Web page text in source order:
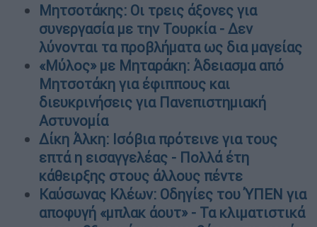
Μητσοτάκης: Οι τρεις άξονες για
συνεργασία με την Τουρκία - Δεν
λύνονται τα προβλήματα ως δια μαγείας
«Μύλος» με Μηταράκη: Άδειασμα από
Μητσοτάκη για έφιππους και
διευκρινήσεις για Πανεπιστημιακή
Αστυνομία
Δίκη Άλκη: Ισόβια πρότεινε για τους
επτά η εισαγγελέας - Πολλά έτη
κάθειρξης στους άλλους πέντε
Καύσωνας Κλέων: Οδηγίες του ΎΠΕΝ για
αποφυγή «μπλακ άουτ» - Τα κλιματιστικά